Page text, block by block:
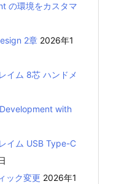
の環境をカスタマ
2章 2026年1
イム 8芯 ハンドメ
with
イム USB Type-C
ック変更 2026年1